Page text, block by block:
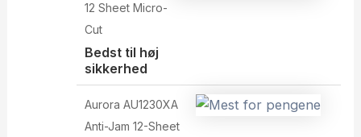
12 Sheet Micro-
Cut
Bedst til høj
sikkerhed
Aurora AU1230XA
Anti-Jam 12-Sheet